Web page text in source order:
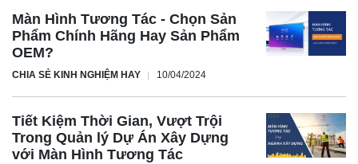
Màn Hình Tương Tác - Chọn Sản
Phẩm Chính Hãng Hay Sản Phẩm
OEM?
CHIA SẺ KINH NGHIỆM HAY 10/04/2024
Tiết Kiệm Thời Gian, Vượt Trội
Trong Quản lý Dự Án Xây Dựng
với Màn Hình Tương Tác